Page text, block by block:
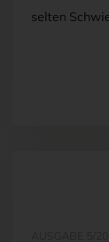
selten